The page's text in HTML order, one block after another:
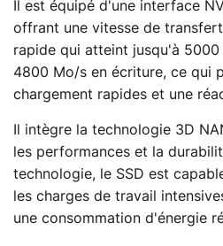
Il est équipé d'une interface
offrant une vitesse de
rapide qui atteint jusqu'à
4800 Mo/s en écriture, ce qui
chargement rapides et une
Il intègre la technologie 3D
les performances et la
technologie, le SSD est
les charges de travail
une consommation d'énergie